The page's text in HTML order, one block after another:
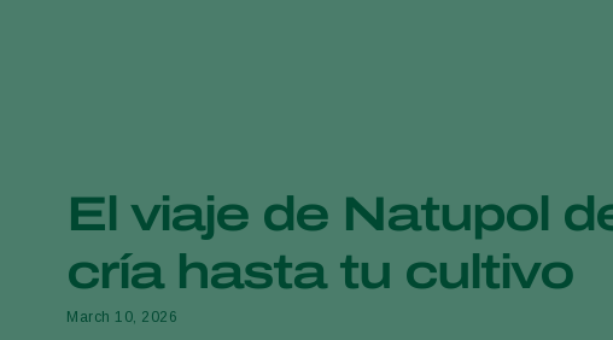
El viaje de Natupol
cría hasta tu cultivo
March 10, 2026